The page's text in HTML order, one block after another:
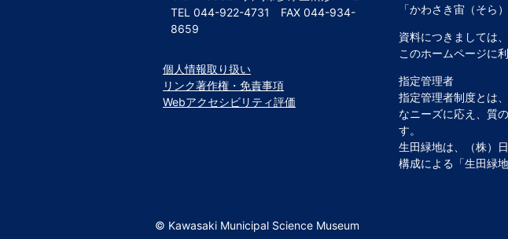
TEL 044-922-4731 FAX 044-934-
8659
個人情報取り扱い
リンク著作権・免責事項
Webアクセシビリティ評価
「かわさき宙（そら
資料につきましては
このホームページに
指定管理者
指定管理者制度とは
なニーズに応え、質
す。
生田緑地は、（株）
構成による「生田緑
© Kawasaki Municipal Science Museum